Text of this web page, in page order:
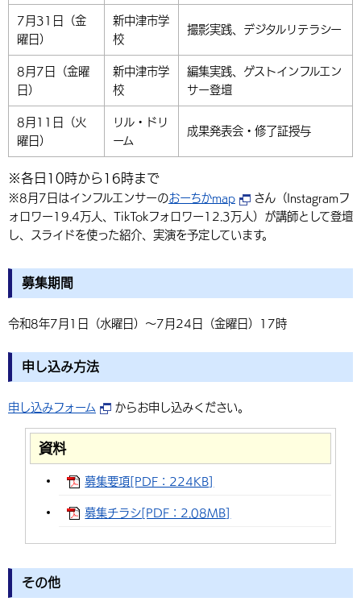
7月31日（金
曜日）
新中津市学
校
撮影実践、デジタルリテラシー
8月7日（金曜
日）
新中津市学
校
編集実践、ゲストインフルエン
サー登壇
8月11日（火
曜日）
リル・ドリ
ーム
成果発表会・修了証授与
※各日10時から16時まで
※8月7日はインフルエンサーのおーちかmap
さん（Instagramフ
ォロワー19.4万人、TikTokフォロワー12.3万人）が講師として登壇
し、スライドを使った紹介、実演を予定しています。
募集期間
令和8年7月1日（水曜日）〜7月24日（金曜日）17時
申し込み方法
申し込みフォーム からお申し込みください。
資料
募集要項[PDF：224KB]
募集チラシ[PDF：2.08MB]
その他